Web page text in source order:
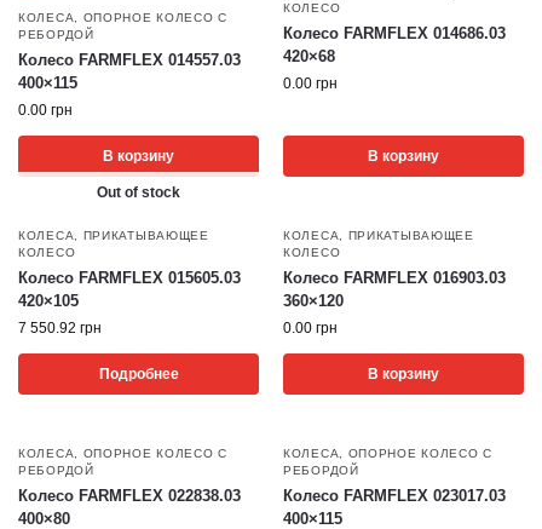
КОЛЕСА
ОПОРНОЕ КОЛЕСО С
РЕБОРДОЙ
Колесо FARMFLEX 014557.03
400×115
0.00 грн
В корзину
КОЛЕСО
Колесо FARMFLEX 014686.03
420×68
0.00 грн
В корзину
Out of stock
КОЛЕСА
ПРИКАТЫВАЮЩЕЕ
КОЛЕСО
Колесо FARMFLEX 015605.03
420×105
7 550.92 грн
Подробнее
КОЛЕСА
ПРИКАТЫВАЮЩЕЕ
КОЛЕСО
Колесо FARMFLEX 016903.03
360×120
0.00 грн
В корзину
КОЛЕСА
ОПОРНОЕ КОЛЕСО С
РЕБОРДОЙ
Колесо FARMFLEX 022838.03
400×80
КОЛЕСА
ОПОРНОЕ КОЛЕСО С
РЕБОРДОЙ
Колесо FARMFLEX 023017.03
400×115